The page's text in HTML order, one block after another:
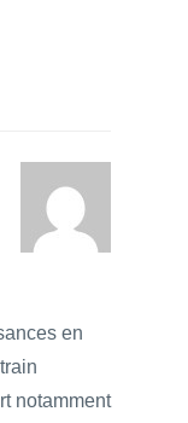
en
notamment